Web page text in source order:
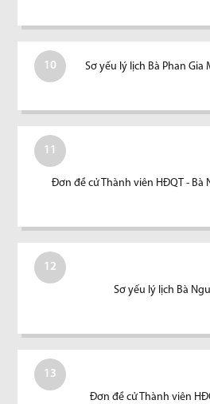
10 Sơ yếu lý lịch Bà Phan Gia
11
Đơn đề cử Thành viên HĐQT - Bà
12
Sơ yếu lý lịch Bà
13
Đơn đề cử Thành viên